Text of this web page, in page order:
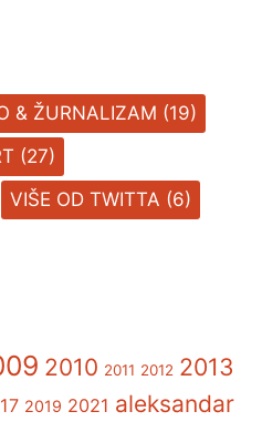
& ŽURNALIZAM (19)
(27)
VIŠE OD TWITTA (6)
2010 2011 2012 2013
2019 2021 aleksandar